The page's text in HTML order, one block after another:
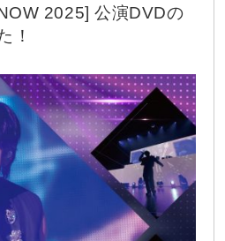
2025] 公演DVDの
！